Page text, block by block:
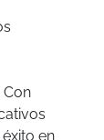
en